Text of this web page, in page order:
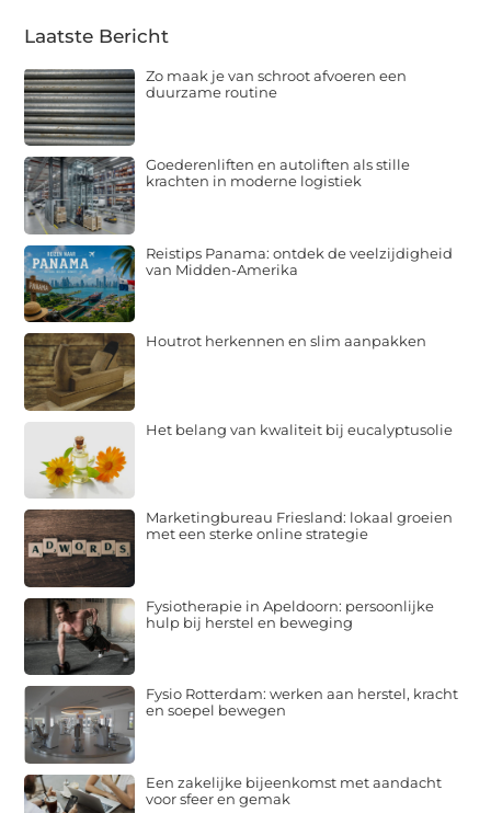
Laatste Bericht
Zo maak je van schroot afvoeren een
duurzame routine
Goederenliften en autoliften als stille
krachten in moderne logistiek
Reistips Panama: ontdek de veelzijdigheid
van Midden-Amerika
Houtrot herkennen en slim aanpakken
Het belang van kwaliteit bij eucalyptusolie
Marketingbureau Friesland: lokaal groeien
met een sterke online strategie
Fysiotherapie in Apeldoorn: persoonlijke
hulp bij herstel en beweging
Fysio Rotterdam: werken aan herstel, kracht
en soepel bewegen
Een zakelijke bijeenkomst met aandacht
voor sfeer en gemak